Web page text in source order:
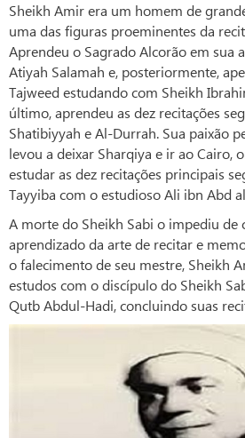
Sheikh Amir era um homem de
uma das figuras proeminentes da
Aprendeu o Sagrado Alcorão em sua
Atiyah Salamah e, posteriormente,
Tajweed estudando com Sheikh
último, aprendeu as dez recitações
Shatibiyyah e Al-Durrah. Sua paixão
levou a deixar Sharqiya e ir ao Cairo,
estudar as dez recitações principais
Tayyiba com o estudioso Ali ibn Abd
A morte do Sheikh Sabi o impediu de
aprendizado da arte de recitar e
o falecimento de seu mestre, Sheikh
estudos com o discípulo do Sheikh
Qutb Abdul-Hadi, concluindo suas